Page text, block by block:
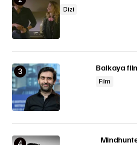
Dizi
Balkaya
Film